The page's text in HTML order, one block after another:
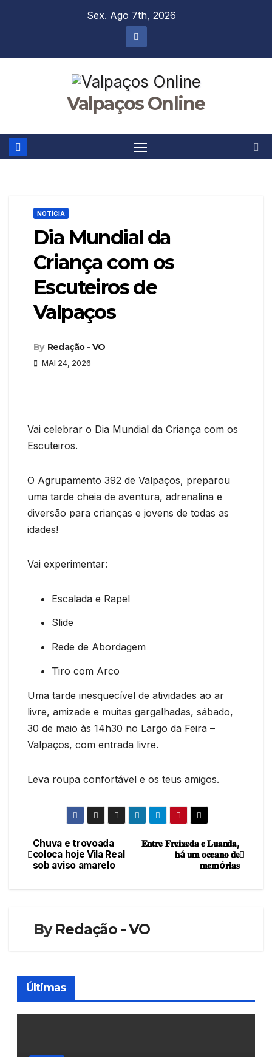
Sex. Ago 7th, 2026
Valpaços Online
NOTÍCIA
Dia Mundial da
Criança com os
Escuteiros de
Valpaços
By Redação - VO
MAI 24, 2026
Vai celebrar o Dia Mundial da Criança com os
Escuteiros.
O Agrupamento 392 de Valpaços, preparou
uma tarde cheia de aventura, adrenalina e
diversão para crianças e jovens de todas as
idades!
Vai experimentar:
Escalada e Rapel
Slide
Rede de Abordagem
Tiro com Arco
Uma tarde inesquecível de atividades ao ar
livre, amizade e muitas gargalhadas, sábado,
30 de maio às 14h30 no Largo da Feira –
Valpaços, com entrada livre.
Leva roupa confortável e os teus amigos.
Navegação
de
𝐄𝐧𝐭𝐫𝐞 𝐅𝐫𝐞𝐢𝐱𝐞𝐝𝐚 𝐞 𝐋𝐮𝐚𝐧𝐝𝐚,
𝐡á 𝐮𝐦 𝐨𝐜𝐞𝐚𝐧𝐨 𝐝𝐞
𝐦𝐞𝐦ó𝐫𝐢𝐚𝐬
Chuva e trovoada
coloca hoje Vila Real
sob aviso amarelo
ByRedação - VO
Últimas